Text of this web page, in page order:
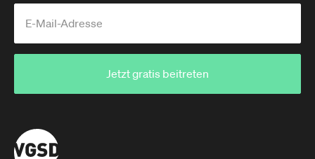
Jetzt gratis beitreten